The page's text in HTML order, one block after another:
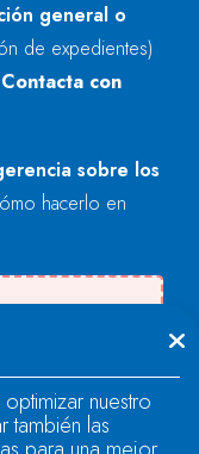
general o
de expedientes)
Contacta con
sobre los
hacerlo en
el campo
nuestro
también las